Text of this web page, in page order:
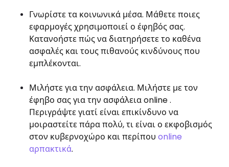
Γνωρίστε τα κοινωνικά μέσα. Μάθετε ποιες
εφαρμογές χρησιμοποιεί ο έφηβός σας.
Κατανοήστε πώς να διατηρήσετε το καθένα
ασφαλές και τους πιθανούς κινδύνους που
εμπλέκονται.
Μιλήστε για την ασφάλεια. Μιλήστε με τον
έφηβο σας για την ασφάλεια online .
Περιγράψτε γιατί είναι επικίνδυνο να
μοιραστείτε πάρα πολύ, τι είναι ο εκφοβισμός
στον κυβερνοχώρο και περίπου online
αρπακτικά.